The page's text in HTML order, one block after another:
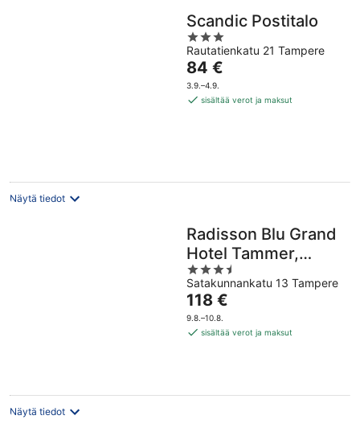
Scandic Postitalo
3
out
of
5
Rautatienkatu 21 Tampere
Hinta
on
84 €
84 €
3.9.–4.9.
sisältää verot ja maksut
Näytä tiedot
Radisson Blu Grand
Hotel Tammer,
Tampere
3.5
out
of
5
Satakunnankatu 13 Tampere
Hinta
on
118 €
118 €
9.8.–10.8.
sisältää verot ja maksut
Näytä tiedot